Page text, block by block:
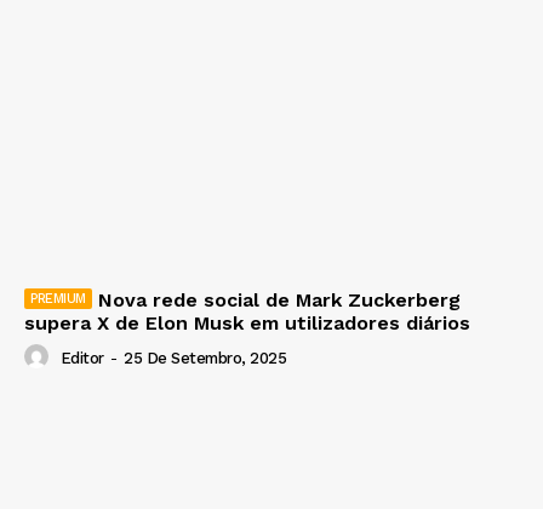
Nova rede social de Mark Zuckerberg
supera X de Elon Musk em utilizadores diários
Editor - 25 De Setembro, 2025